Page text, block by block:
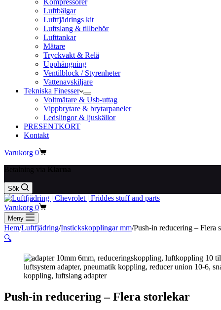
Kompressorer
Luftbälgar
Luftfjädrings kit
Luftslang & tillbehör
Lufttankar
Mätare
Tryckvakt & Relä
Upphängning
Ventilblock / Styrenheter
Vattenavskiljare
Tekniska Finesser
Voltmätare & Usb-uttag
Vippbrytare & brytarpaneler
Ledslingor & ljuskällor
PRESENTKORT
Kontakt
Varukorg 0
Sök
Varukorg 0
Meny
Hem/Luftfjädring/Instickskopplingar mm/Push-in reducering – Flera
🔍
Push-in reducering – Flera storlekar